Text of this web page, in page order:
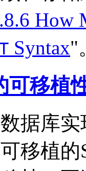
How
Syntax"
可移植
据库
移植